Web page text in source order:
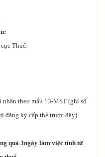
Thuế.
nhân theo mẫu 13-MST (ghi số
đăng ký cấp thẻ trước đây)
quá 3ngày làm việc tính từ